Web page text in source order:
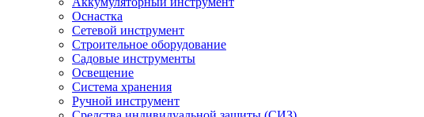
Оснастка
Сетевой инструмент
Строительное оборудование
Садовые инструменты
Освещение
Система хранения
Ручной инструмент